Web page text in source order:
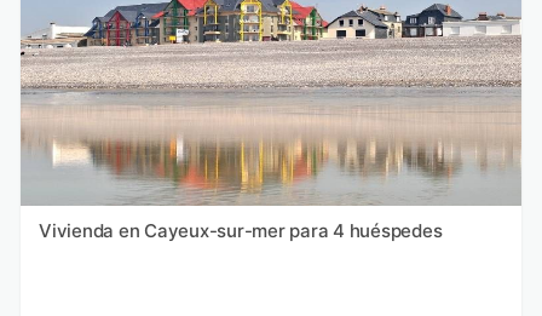
Vivienda en Cayeux-sur-mer para 4 huéspedes